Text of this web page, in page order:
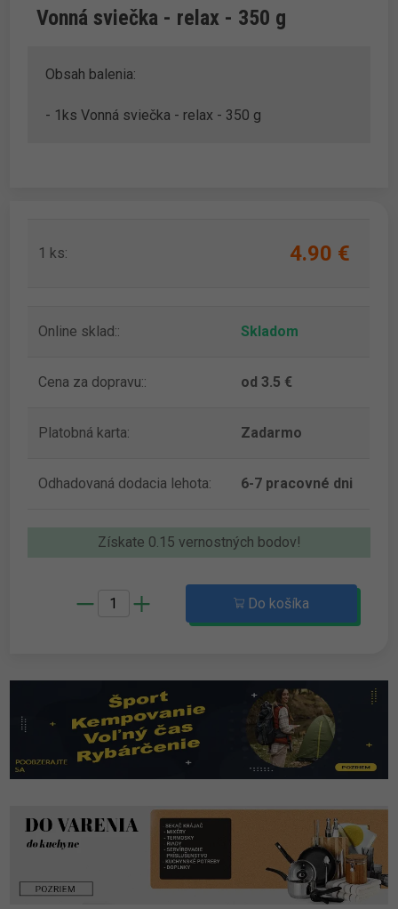
Vonná sviečka - relax - 350 g
Obsah balenia:
- 1ks Vonná sviečka - relax - 350 g
1 ks: 4.90 ‎€
Online sklad:: Skladom
Cena za dopravu:: od 3.5 €
Platobná karta: Zadarmo
Odhadovaná dodacia lehota: 6-7 pracovné dni
Získate 0.15 vernostných bodov!
Do košíka